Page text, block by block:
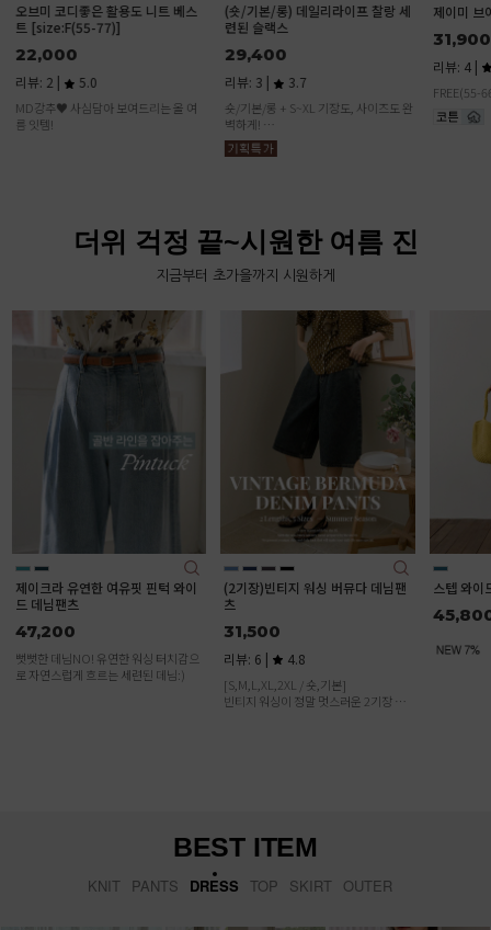
(숏/기본/롱) 데일리라이프 찰랑 세
련된 슬랙스
29,400
리뷰: 3 | 3.7
숏/기본/롱 + S~XL 기장도, 사이즈도 완
벽하게!
제이미 브이 랩 원피스
31,900
리뷰: 4 |
FREE(55-66)
데일리커
더위 걱정 끝~시원한 여름 진
지금부터 초가을까지 시원하게
(2기장)빈티지 워싱 버뮤다 데님팬
츠
31,500
리뷰: 6 | 4.8
[S,M,L,XL,2XL / 숏,기본]
스텝 와이드 일자 데님 팬츠
45,800
(리오셀)
리뷰: 6 |
BEST ITEM